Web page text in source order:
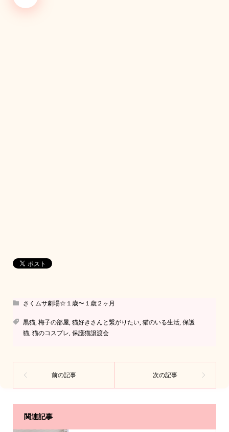
さくムサ劇場☆１歳〜１歳２ヶ月
黒猫,梅子の部屋,猫好きさんと繋がりたい,猫のいる生活,保護
猫,猫のコスプレ,保護猫譲渡会
関連記事